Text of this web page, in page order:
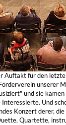
Auftakt für den
unserer
und sie
Und
Konzert derer,
Quartette,